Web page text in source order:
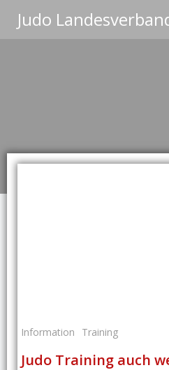
Judo
Information Training
Judo Training auch